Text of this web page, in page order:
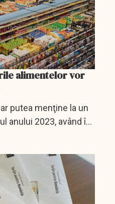
alimentelor vor
putea menţine la un
anului 2023, având în
de evoluţia